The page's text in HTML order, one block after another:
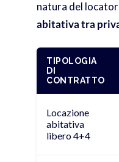
natura del
abitativa tra
TIPOLOGIA
DI
CONTRATTO
Locazione
abitativa
libero 4+4